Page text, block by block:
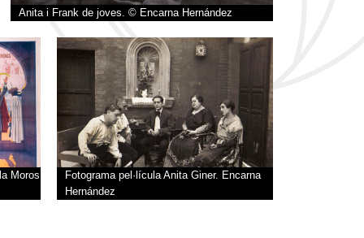
Anita i Frank de joves. © Encarna Hernández
Moros
Fotograma pel·lícula Anita Giner. Encarna
Hernández